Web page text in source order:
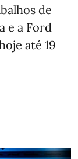
de
e a Ford
até 19